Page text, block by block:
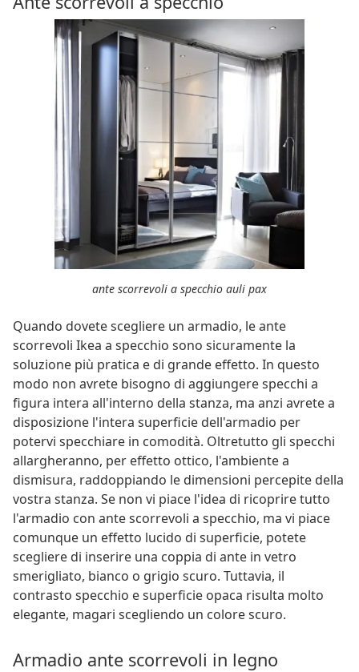
ante scorrevoli a specchio auli pax
Quando dovete scegliere un armadio, le ante
scorrevoli Ikea a specchio sono sicuramente la
soluzione più pratica e di grande effetto. In questo
modo non avrete bisogno di aggiungere specchi a
figura intera all'interno della stanza, ma anzi avrete a
disposizione l'intera superficie dell'armadio per
potervi specchiare in comodità. Oltretutto gli specchi
allargheranno, per effetto ottico, l'ambiente a
dismisura, raddoppiando le dimensioni percepite della
vostra stanza. Se non vi piace l'idea di ricoprire tutto
l'armadio con ante scorrevoli a specchio, ma vi piace
comunque un effetto lucido di superficie, potete
scegliere di inserire una coppia di ante in vetro
smerigliato, bianco o grigio scuro. Tuttavia, il
contrasto specchio e superficie opaca risulta molto
elegante, magari scegliendo un colore scuro.
Armadio ante scorrevoli in legno